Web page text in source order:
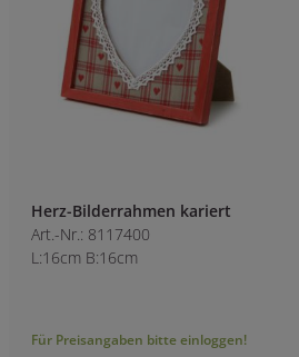
Herz-Bilderrahmen kariert
Art.-Nr.: 8117400
L:16cm B:16cm
Für Preisangaben bitte einloggen!